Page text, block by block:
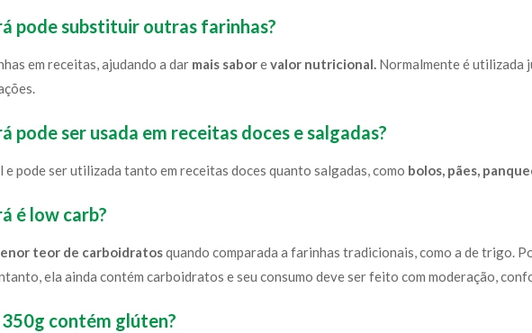
pode substituir outras farinhas?
em receitas, ajudando a dar mais saborevalor nutricional. Normalmente é utilizada
pode ser usada em receitas doces e salgadas?
pode ser utilizada tanto em receitas doces quanto salgadas, como bolos, pães,
é low carb?
teor de carboidratosquando comparada a farinhas tradicionais, como a de trigo.
ela ainda contém carboidratos e seu consumo deve ser feito com moderação,
contém glúten?